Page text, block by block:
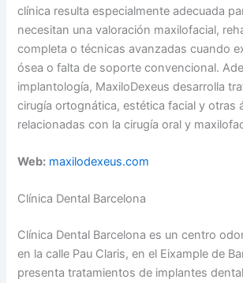
clínica resulta especialmente adecuada
necesitan una valoración maxilofacial,
completa o técnicas avanzadas cuando
ósea o falta de soporte convencional.
implantología, MaxiloDexeus desarrolla
cirugía ortognática, estética facial y otras
relacionadas con la cirugía oral y
Web: maxilodexeus.com
Clínica Dental Barcelona
Clínica Dental Barcelona es un centro
en la calle Pau Claris, en el Eixample de
presenta tratamientos de implantes